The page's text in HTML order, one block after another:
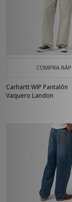
COMPRA
Carhartt WIP Pantalón
Vaquero Landon